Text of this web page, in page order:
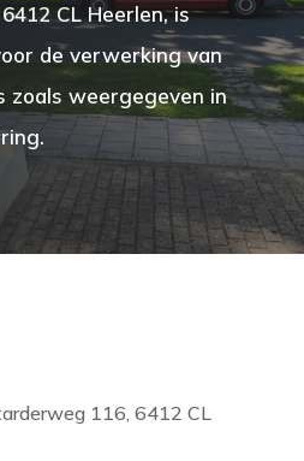
CL Heerlen, is
de verwerking van
zoals weergegeven in
116, 6412 CL